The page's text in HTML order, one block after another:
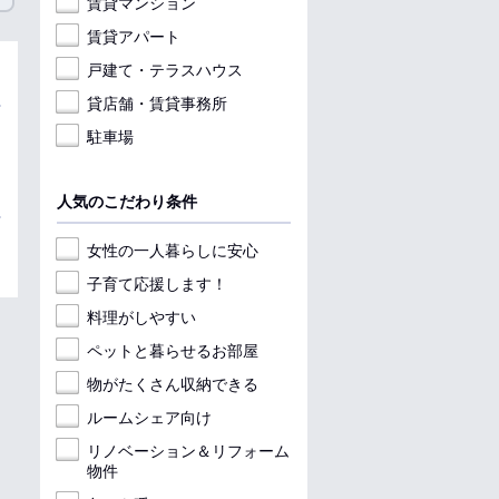
賃貸アパート
戸建て・テラスハウス
貸店舗・賃貸事務所
駐車場
人気のこだわり条件
女性の一人暮らしに安心
子育て応援します！
料理がしやすい
ペットと暮らせるお部屋
物がたくさん収納できる
ルームシェア向け
リノベーション＆リフォーム
物件